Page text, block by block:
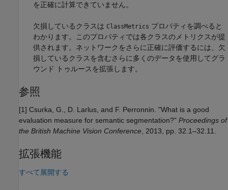
を正確に計算できていません。
欠損しているクラスは ClassMetrics プロパティを調べると
わかります。このプロパティでは各クラスのメトリクスが提
供されます。ネットワークをさらに正確に評価するには、欠
損しているクラスを含むさらに多くのデータを使用してグラ
ウンド トゥルースを拡張します。
参照
[1] Csurka, G., D. Larlus, and F. Perronnin. "What is a good
evaluation measure for semantic segmentation?" Proceedings of
the British Machine Vision Conference, 2013, pp. 32.1–32.11.
拡張機能
すべて展開する